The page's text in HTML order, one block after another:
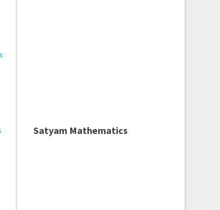
Satyam Mathematics